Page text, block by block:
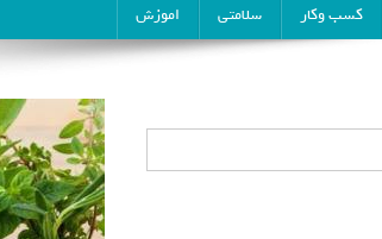
کسب وکار سلامتی اموزش